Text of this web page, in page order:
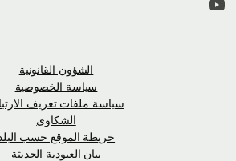
الشؤون القانونية
سياسة الخصوصية
سياسة ملفات تعريف الارتباط
الشكاوى
خريطة الموقع حسب البلد
بيان العبودية الحديثة